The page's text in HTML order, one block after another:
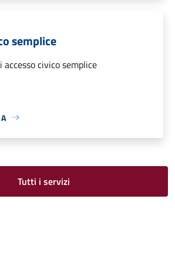
semplice
civico semplice
Tutti i servizi